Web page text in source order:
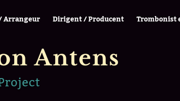
Arrangeur Dirigent / Producent Trombonist
Antens